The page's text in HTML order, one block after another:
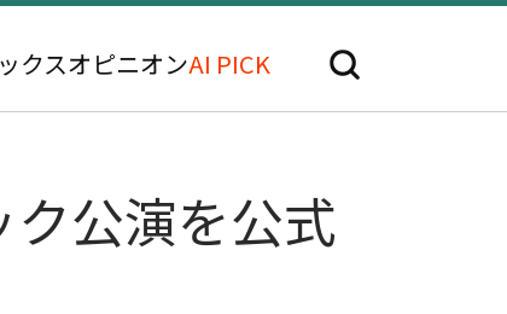
クスオピニオンAI PICK
公演を公式